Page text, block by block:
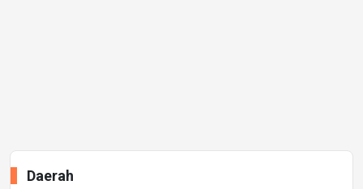
Daerah